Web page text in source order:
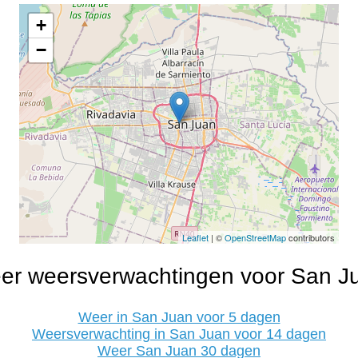
+
−
Leaflet | ©OpenStreetMapcontributors
weersverwachtingen voor San
Weer in San Juan voor 5 dagen
Weersverwachting in San Juan voor 14 dagen
Weer San Juan 30 dagen